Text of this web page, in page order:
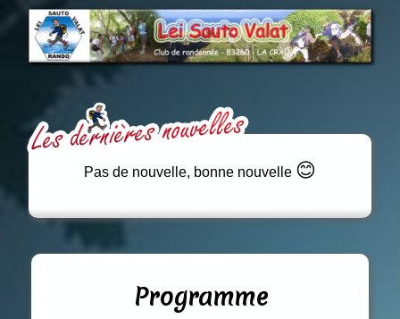
Pas de nouvelle, bonne nouvelle 😊
Programme